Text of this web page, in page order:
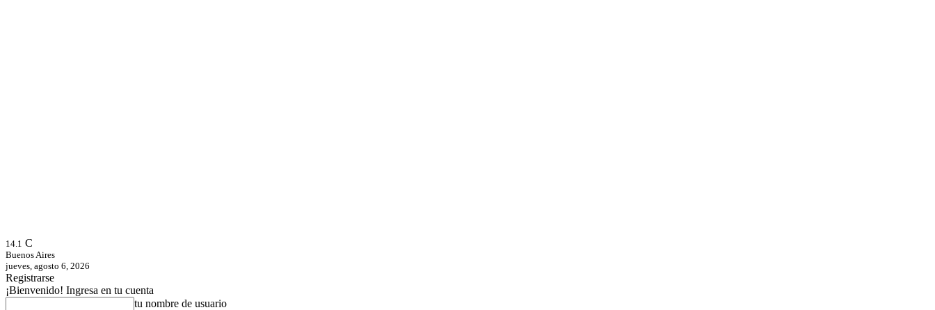
14.1 C
Buenos Aires
jueves, agosto 6, 2026
Registrarse
¡Bienvenido! Ingresa en tu cuenta
tu nombre de usuario